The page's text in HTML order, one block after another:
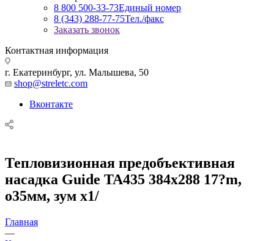
8 800 500-33-73Единый номер
8 (343) 288-77-75Тел./факс
Заказать звонок
Контактная информация
г. Екатеринбург, ул. Малышева, 50
shop@streletc.com
Вконтакте
Тепловизионная предобъективная
насадка Guide TA435 384x288 17?m,
o35мм, зум х1/
Главная
—